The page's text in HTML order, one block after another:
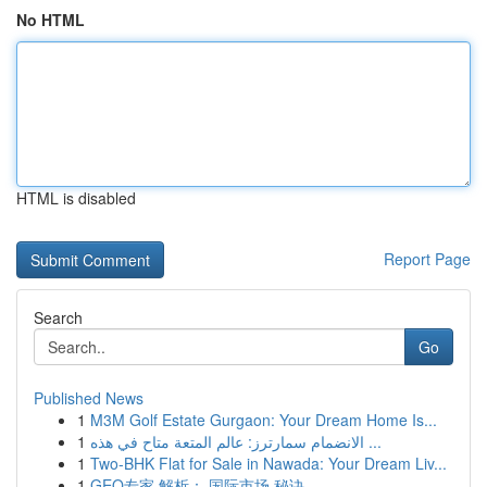
No HTML
HTML is disabled
Report Page
Search
Go
Published News
1 M3M Golf Estate Gurgaon: Your Dream Home Is...
1
الانضمام سمارترز: عالم المتعة متاح في هذه ...
1 Two-BHK Flat for Sale in Nawada: Your Dream Liv...